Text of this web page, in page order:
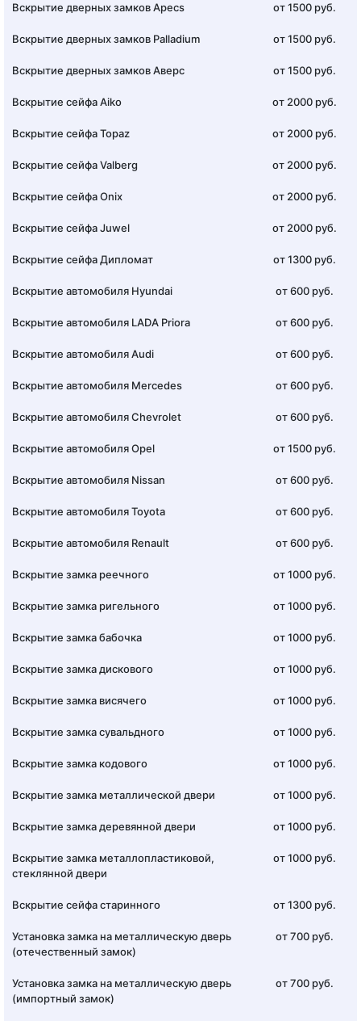
Вскрытие дверных замков Apecs от 1500 руб.
Вскрытие дверных замков Palladium от 1500 руб.
Вскрытие дверных замков Аверс от 1500 руб.
Вскрытие сейфа Aiko от 2000 руб.
Вскрытие сейфа Topaz от 2000 руб.
Вскрытие сейфа Valberg от 2000 руб.
Вскрытие сейфа Onix от 2000 руб.
Вскрытие сейфа Juwel от 2000 руб.
Вскрытие сейфа Дипломат от 1300 руб.
Вскрытие автомобиля Hyundai от 600 руб.
Вскрытие автомобиля LADA Priora от 600 руб.
Вскрытие автомобиля Audi от 600 руб.
Вскрытие автомобиля Mercedes от 600 руб.
Вскрытие автомобиля Chevrolet от 600 руб.
Вскрытие автомобиля Opel от 1500 руб.
Вскрытие автомобиля Nissan от 600 руб.
Вскрытие автомобиля Toyota от 600 руб.
Вскрытие автомобиля Renault от 600 руб.
Вскрытие замка реечного от 1000 руб.
Вскрытие замка ригельного от 1000 руб.
Вскрытие замка бабочка от 1000 руб.
Вскрытие замка дискового от 1000 руб.
Вскрытие замка висячего от 1000 руб.
Вскрытие замка сувальдного от 1000 руб.
Вскрытие замка кодового от 1000 руб.
Вскрытие замка металлической двери от 1000 руб.
Вскрытие замка деревянной двери от 1000 руб.
Вскрытие замка металлопластиковой,
стеклянной двери
от 1000 руб.
Вскрытие сейфа старинного от 1300 руб.
Установка замка на металлическую дверь
(отечественный замок)
от 700 руб.
Установка замка на металлическую дверь
(импортный замок)
от 700 руб.